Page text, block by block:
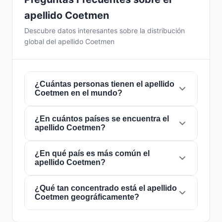
apellido Coetmen
Descubre datos interesantes sobre la distribución
global del apellido Coetmen
¿Cuántas personas tienen el apellido
Coetmen en el mundo?
Actualmente hay aproximadamente9
personascon el apellido
mundo. Esto significa que aproximadamente 1
de cada888,888,889 personas en el mundo
lleva este apellido. Se encuentra presente en
países, lo que refleja su distribución global.
¿En cuántos países se encuentra el
apellido Coetmen?
El apellidoCoetmenestá presente en
de todo el mundo. Esto lo clasifica como un
apellido de alcancelocal. Su presencia en
múltiples países indica patrones históricos de
migración y dispersión familiar a lo largo de los
siglos.
¿En qué país es más común el
apellido Coetmen?
El apellido Coetmenes más común en
Francia, donde lo portan aproximadamente
personas. Esto representa el100%del total
¿Qué tan concentrado está el apellido
Coetmen geográficamente?